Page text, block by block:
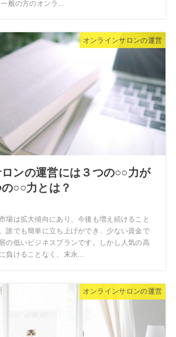
般の方のオンラ...
オンラインサロンの運営
ンの運営には３つの○○力が
○○力とは？
場は拡大傾向にあり、今後も増え続けること
誰でも簡単に立ち上げができ、少ない資金で
の低いビジネスプランです。しかし人気の高
負けることなく、末永...
オンラインサロンの運営